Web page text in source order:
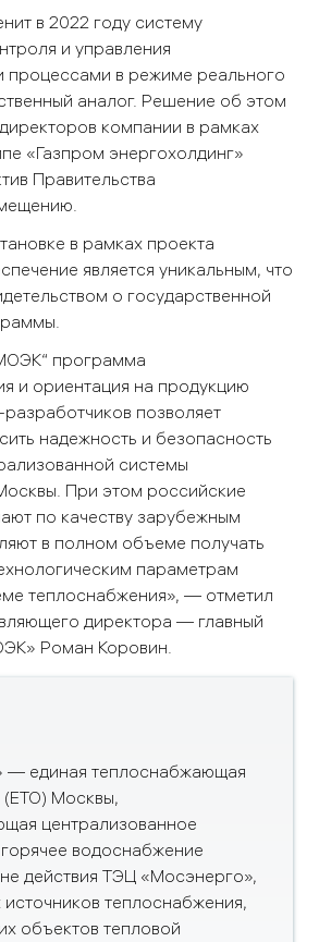
в 2022 году систему
и управления
процессами в режиме реального
аналог. Решение об этом
компании в рамках
«Газпром энергохолдинг»
Правительства
в рамках проекта
является уникальным, что
о государственной
программа
и ориентация на продукцию
позволяет
надежность и безопасность
системы
При этом российские
по качеству зарубежным
в полном объеме получать
параметрам
теплоснабжения», — отметил
директора — главный
Роман Коровин.
единая теплоснабжающая
(ЕТО) Москвы,
централизованное
водоснабжение
действия ТЭЦ «Мосэнерго»,
теплоснабжения,
объектов тепловой